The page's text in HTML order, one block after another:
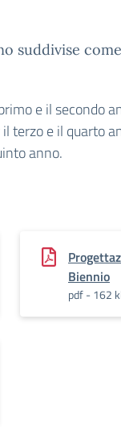
suddivise come
e il secondo
terzo e il quarto
anno.
Biennio
pdf - 162